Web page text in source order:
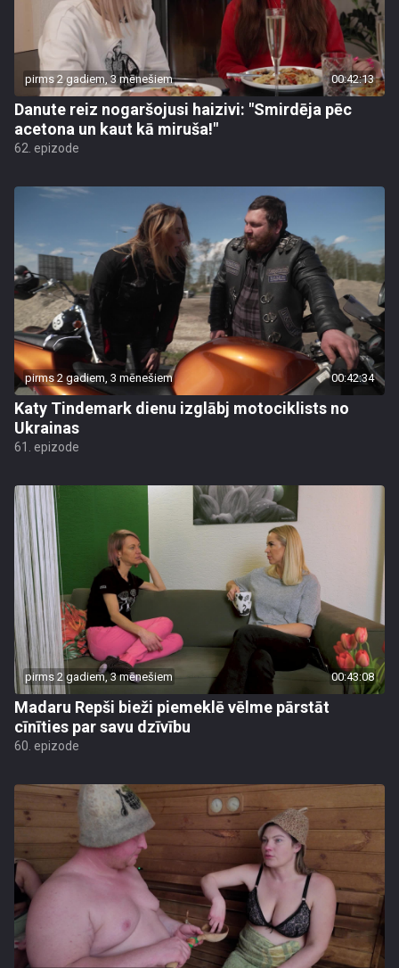
pirms 2 gadiem, 3 mēnešiem 00:42:13
Danute reiz nogaršojusi haizivi: "Smirdēja pēc
acetona un kaut kā miruša!"
62. epizode
pirms 2 gadiem, 3 mēnešiem 00:42:34
Katy Tindemark dienu izglābj motociklists no
Ukrainas
61. epizode
pirms 2 gadiem, 3 mēnešiem 00:43:08
Madaru Repši bieži piemeklē vēlme pārstāt
cīnīties par savu dzīvību
60. epizode